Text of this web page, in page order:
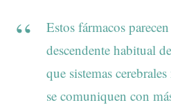
Estos fármacos
descendente habitual
que sistemas
se comuniquen con